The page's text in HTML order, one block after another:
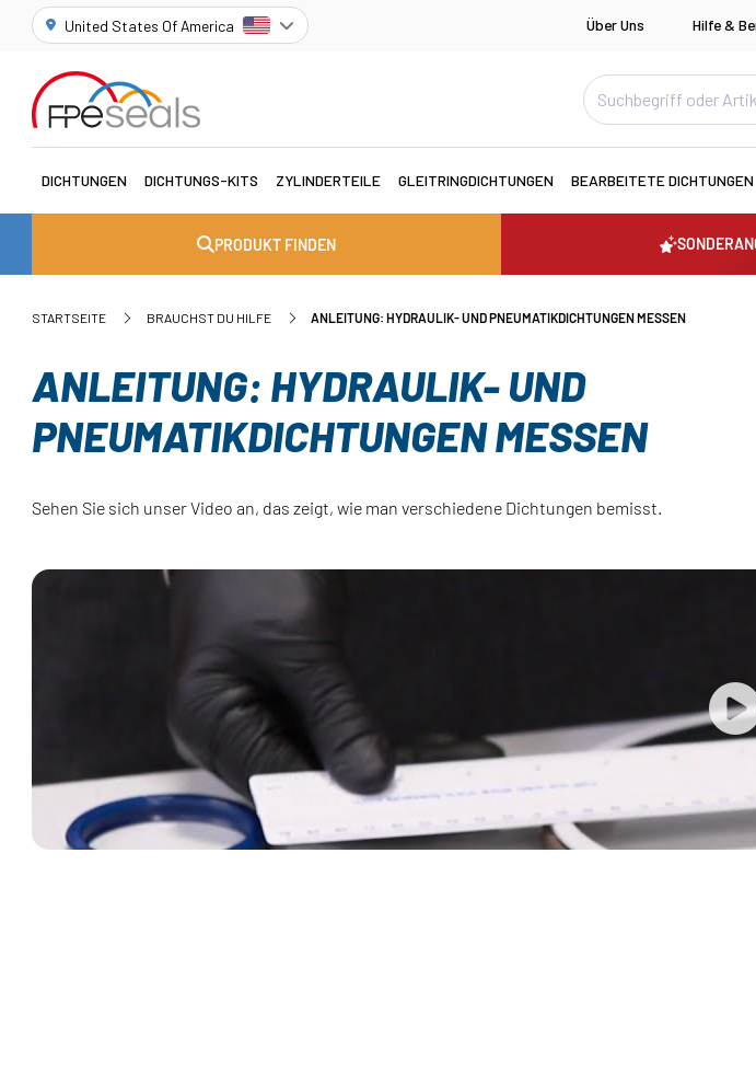
United States Of America Über Uns Hilfe &
DICHTUNGEN DICHTUNGS-KITS ZYLINDERTEILE GLEITRINGDICHTUNGEN BEARBEITETE DICHTUNGEN
PRODUKT FINDEN
STARTSEITE BRAUCHST DU HILFE ANLEITUNG: HYDRAULIK- UND PNEUMATIKDICHTUNGEN MESSEN
ANLEITUNG: HYDRAULIK- UND
PNEUMATIKDICHTUNGEN MESSEN
Sehen Sie sich unser Video an, das zeigt, wie man verschiedene Dichtungen bemisst.